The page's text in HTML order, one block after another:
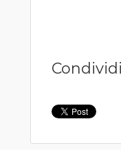
Condividi